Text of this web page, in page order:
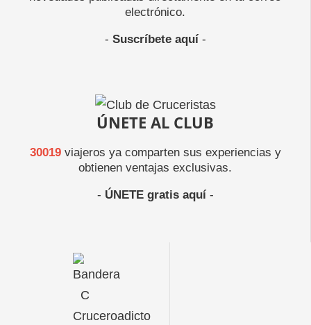
electrónico.
- Suscríbete aquí-
ÚNETE AL CLUB
30019viajeros ya comparten sus experiencias y
obtienen ventajas exclusivas.
- ÚNETE gratis aquí-